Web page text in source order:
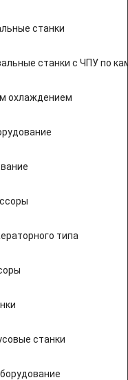
станки
станки с ЧПУ по
охлаждением
типа
станки